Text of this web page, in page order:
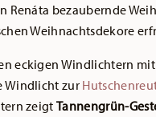
Renáta bezaubernde
Weihnachtsdekore
eckigen Windlichtern
Windlicht zur
zeigtTannengrün-